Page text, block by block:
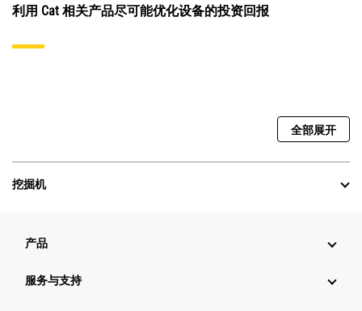
利用 Cat 相关产品尽可能优化设备的投资回报
全部展开
挖掘机
产品
服务与支持